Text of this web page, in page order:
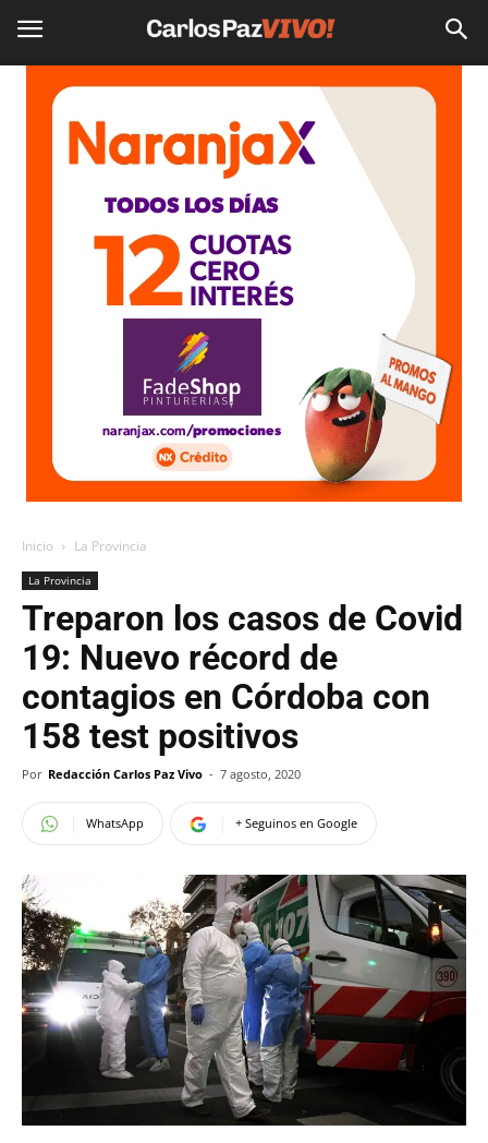
Inicio La Provincia
La Provincia
Treparon los casos de Covid
19: Nuevo récord de
contagios en Córdoba con
158 test positivos
Por Redacción Carlos Paz Vivo - 7 agosto, 2020
WhatsApp + Seguinos en Google